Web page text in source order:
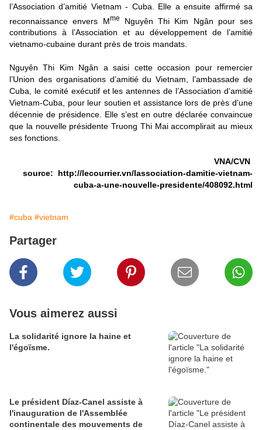
l’Association d’amitié Vietnam - Cuba. Elle a ensuite affirmé sa
reconnaissance envers Mme
Nguyên Thi Kim Ngân pour ses
contributions à l’Association et au développement de l’amitié
vietnamo-cubaine durant près de trois mandats.
Nguyên Thi Kim Ngân a saisi cette occasion pour remercier
l’Union des organisations d’amitié du Vietnam, l’ambassade de
Cuba, le comité exécutif et les antennes de l’Association d’amitié
Vietnam-Cuba, pour leur soutien et assistance lors de près d'une
décennie de présidence. Elle s’est en outre déclarée convaincue
que la nouvelle présidente Truong Thi Mai accomplirait au mieux
ses fonctions.
VNA/CVN
source: http://lecourrier.vn/lassociation-damitie-vietnam-
cuba-a-une-nouvelle-presidente/408092.html
#cuba #vietnam
Partager
Vous aimerez aussi
La solidarité ignore la haine et
l'égoïsme.
Le président Díaz-Canel assiste à
l'inauguration de l'Assemblée
continentale des mouvements de